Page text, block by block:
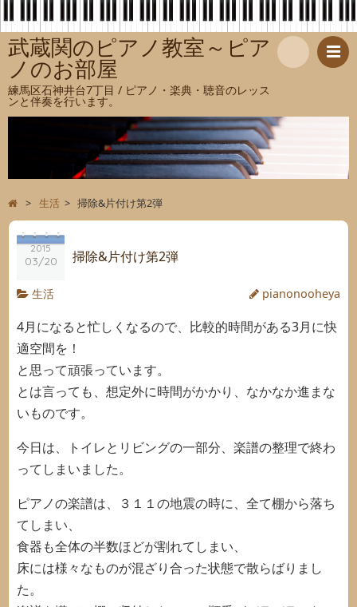
武蔵関のピアノ教室～ピア
ノのお部屋
練馬区石神井台7丁目 / ピアノ・楽典・聴音のレッス
ンと伴奏を行います。
索
> 生活 > 掃除&片付け第2弾
2015
03/20 掃除&片付け第2弾
生活 pianonooheya
4月になると忙しくなるので、比較的時間がある3月に快
適空間を！
と思って頑張っています。
とは言っても、想定外に時間がかかり、なかなか進まな
いものです。
今日は、トイレとリビングの一部分、楽譜の整理で終わ
ってしまいました。
ピアノの楽譜は、３１１の地震の時に、全て棚から落ち
てしまい、
食器も全体の半数ほどが割れてしまい、
床には様々なものが混ざり合った状態で散らばりまし
た。